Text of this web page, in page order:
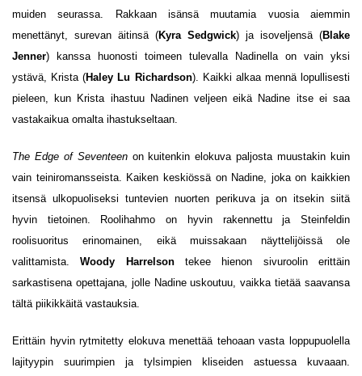
muiden seurassa. Rakkaan isänsä muutamia vuosia aiemmin
menettänyt, surevan äitinsä (Kyra Sedgwick) ja isoveljensä (Blake
Jenner) kanssa huonosti toimeen tulevalla Nadinella on vain yksi
ystävä, Krista (Haley Lu Richardson). Kaikki alkaa mennä lopullisesti
pieleen, kun Krista ihastuu Nadinen veljeen eikä Nadine itse ei saa
vastakaikua omalta ihastukseltaan.
The Edge of Seventeenon kuitenkin elokuva paljosta muustakin kuin
vain teiniromansseista. Kaiken keskiössä on Nadine, joka on kaikkien
itsensä ulkopuoliseksi tuntevien nuorten perikuva ja on itsekin siitä
hyvin tietoinen. Roolihahmo on hyvin rakennettu ja Steinfeldin
roolisuoritus erinomainen, eikä muissakaan näyttelijöissä ole
valittamista.Woody Harrelsontekee hienon sivuroolin erittäin
sarkastisena opettajana, jolle Nadine uskoutuu, vaikka tietää saavansa
tältä piikikkäitä vastauksia.
Erittäin hyvin rytmitetty elokuva menettää tehoaan vasta loppupuolella
lajityypin suurimpien ja tylsimpien kliseiden astuessa kuvaaan.